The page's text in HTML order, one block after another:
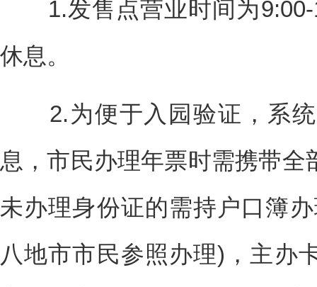
1.发售点营业时间为9:00-
休息。
2.为便于入园验证，系统
息，市民办理年票时需携带
未办理身份证的需持户口簿
八地市市民参照办理)，主办